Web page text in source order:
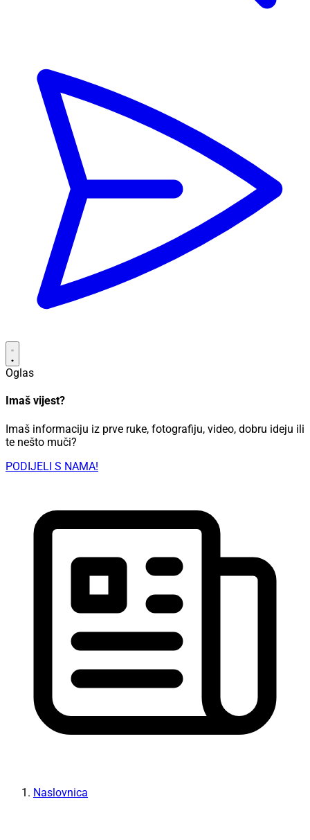
Oglas
Imaš vijest?
Imaš informaciju iz prve ruke, fotografiju, video, dobru ideju ili
te nešto muči?
PODIJELI S NAMA!
Naslovnica